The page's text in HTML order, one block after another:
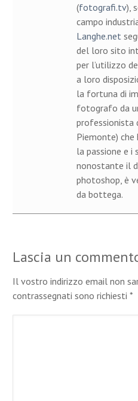
(fotografi.tv),
campo
Langhe.net
del loro sito
per l’utilizzo
a loro
la fortuna di
fotografo da
professionista
Piemonte)
la passione e i
nonostante il
photoshop, è
da bottega.
Lascia un
Il vostro indirizzo email non
contrassegnati sono richiesti*